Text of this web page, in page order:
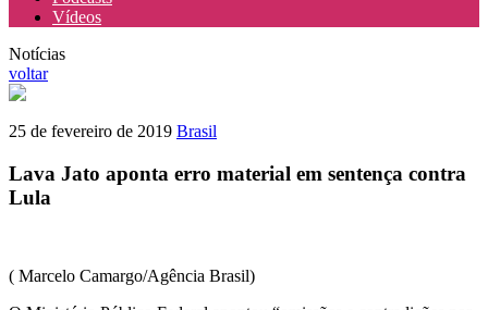
Vídeos
Notícias
voltar
25 de fevereiro de 2019 Brasil
Lava Jato aponta erro material em sentença contra
Lula
( Marcelo Camargo/Agência Brasil)